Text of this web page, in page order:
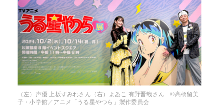
（左）声優 上坂すみれさん（右）よゐこ 有野晋哉さん ©高橋留美
子・小学館／アニメ「うる星やつら」製作委員会